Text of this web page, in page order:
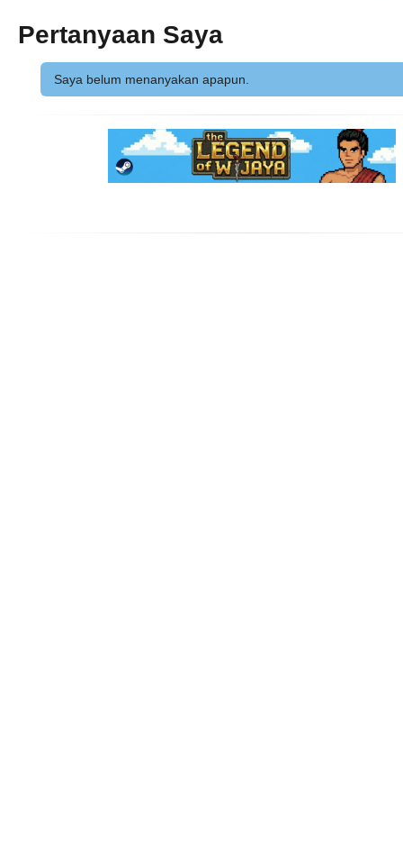
Pertanyaan Saya
Saya belum menanyakan apapun.